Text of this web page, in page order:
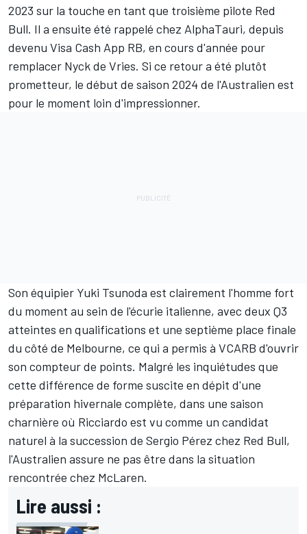
2023 sur la touche en tant que troisième pilote Red
Bull. Il a ensuite été rappelé chez AlphaTauri, depuis
devenu Visa Cash App RB, en cours d'année pour
remplacer Nyck de Vries. Si ce retour a été plutôt
prometteur, le début de saison 2024 de l'Australien est
pour le moment loin d'impressionner.
Son équipier Yuki Tsunoda est clairement l'homme fort
du moment au sein de l'écurie italienne, avec deux Q3
atteintes en qualifications et une septième place finale
du côté de Melbourne, ce qui a permis à VCARB d'ouvrir
son compteur de points. Malgré les inquiétudes que
cette différence de forme suscite en dépit d'une
préparation hivernale complète, dans une saison
charnière où Ricciardo est vu comme un candidat
naturel à la succession de Sergio Pérez chez Red Bull,
l'Australien assure ne pas être dans la situation
rencontrée chez McLaren.
Lire aussi :